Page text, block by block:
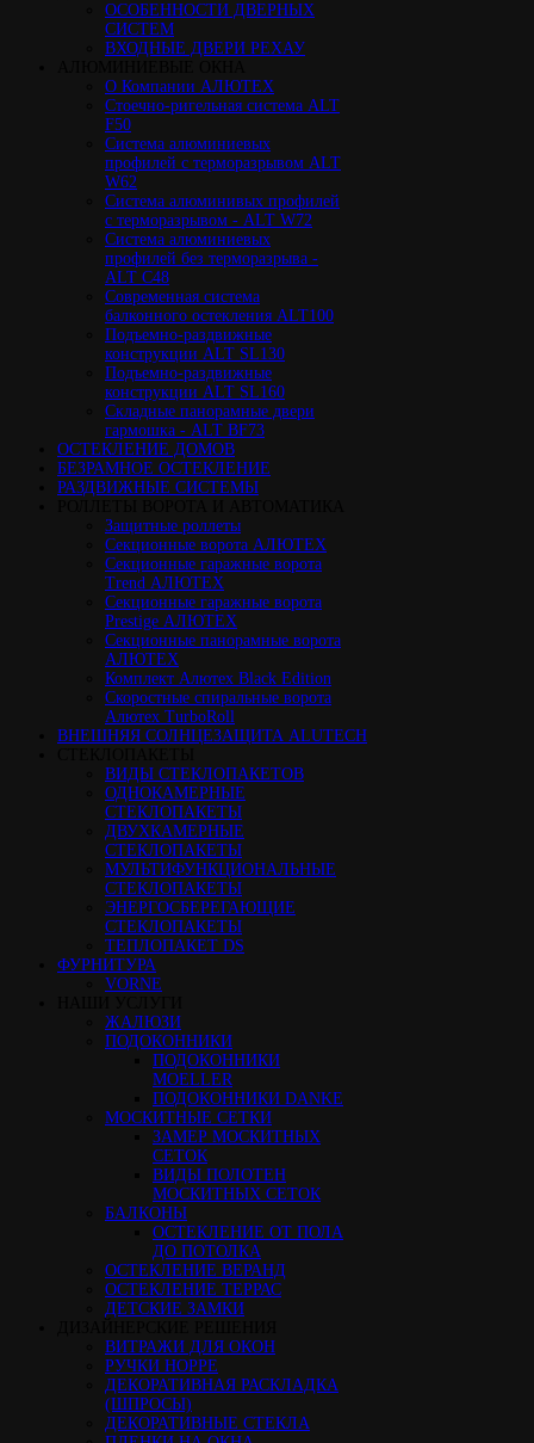
ОСОБЕННОСТИ ДВЕРНЫХ
СИСТЕМ
ВХОДНЫЕ ДВЕРИ РЕХАУ
О Компании АЛЮТЕХ
Стоечно-ригельная система ALT
F50
Cистема алюминиевых
профилей с терморазрывом ALT
W62
Система алюминивых профилей
с терморазрывом - ALT W72
Cистема алюминиевых
профилей без терморазрыва -
ALT C48
Cовременная система
балконного остекления ALT100
Подъемно-раздвижные
конструкции ALT SL130
Подъемно-раздвижные
конструкции ALT SL160
Cкладные панорамные двери
гармошка - ALT BF73
ОСТЕКЛЕНИЕ ДОМОВ
БЕЗРАМНОЕ ОСТЕКЛЕНИЕ
РАЗДВИЖНЫЕ СИСТЕМЫ
Защитные роллеты
Секционные ворота АЛЮТЕХ
Секционные гаражные ворота
Trend АЛЮТЕХ
Секционные гаражные ворота
Prestige АЛЮТЕХ
Секционные панорамные ворота
АЛЮТЕХ
Комплект Алютех Black Edition
Скоростные спиральные ворота
Алютех TurboRoll
ВНЕШНЯЯ СОЛНЦЕЗАЩИТА ALUTECH
ВИДЫ СТЕКЛОПАКЕТОВ
ОДНОКАМЕРНЫЕ
СТЕКЛОПАКЕТЫ
ДВУХКАМЕРНЫЕ
СТЕКЛОПАКЕТЫ
МУЛЬТИФУНКЦИОНАЛЬНЫЕ
СТЕКЛОПАКЕТЫ
ЭНЕРГОСБЕРЕГАЮЩИЕ
СТЕКЛОПАКЕТЫ
ТЕПЛОПАКЕТ DS
ФУРНИТУРА
VORNE
ЖАЛЮЗИ
ПОДОКОННИКИ
ПОДОКОННИКИ
MOELLER
ПОДОКОННИКИ DANKE
МОСКИТНЫЕ СЕТКИ
ЗАМЕР МОСКИТНЫХ
СЕТОК
ВИДЫ ПОЛОТЕН
МОСКИТНЫХ СЕТОК
БАЛКОНЫ
ОСТЕКЛЕНИЕ ОТ ПОЛА
ДО ПОТОЛКА
ОСТЕКЛЕНИЕ ВЕРАНД
ОСТЕКЛЕНИЕ ТЕРРАС
ДЕТСКИЕ ЗАМКИ
ВИТРАЖИ ДЛЯ ОКОН
РУЧКИ HOPPE
ДЕКОРАТИВНАЯ РАСКЛАДКА
(ШПРОСЫ)
ДЕКОРАТИВНЫЕ СТЕКЛА